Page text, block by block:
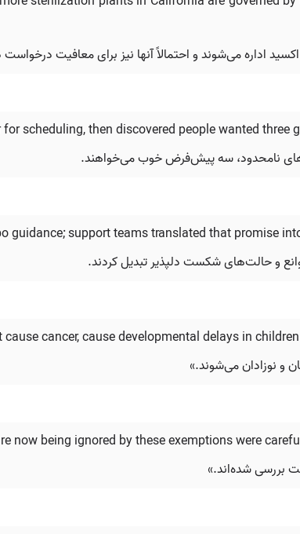
scheduling, then discovered people wanted
نامحدود، سه پیش‌فرض خوب می‌خواهند.
guidance; support teams translated that promise
و حالت‌های شکست دلپذیر تبدیل کردند.
cancer, cause developmental delays in
و نوزادان می‌شوند.»
now being ignored by these exemptions were
بررسی شده‌اند.»